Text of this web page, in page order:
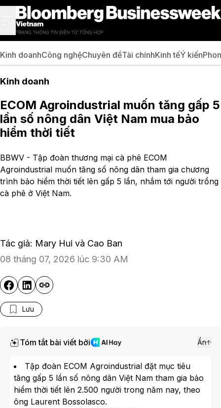
Kinh doanhCông nghệChuyên đềTài chínhKinh tếÝ kiến
Kinh doanh
ECOM Agroindustrial muốn tăng gấp 5
lần số nông dân Việt Nam mua bảo
hiểm thời tiết
BBWV - Tập đoàn thương mại cà phê ECOM
Agroindustrial muốn tăng số nông dân tham gia chương
trình bảo hiểm thời tiết lên gấp 5 lần, nhắm tới người trồng
cà phê ở Việt Nam.
Tác giả: Mary Hui và Cao Ban
08 tháng 07, 2026 lúc 9:30 AM
Lưu
Tóm tắt bài viết bởi Ẩn
Tập đoàn ECOM Agroindustrial đặt mục tiêu
tăng gấp 5 lần số nông dân Việt Nam tham gia bảo
hiểm thời tiết lên 2.500 người trong năm nay, theo
ông Laurent Bossolasco.